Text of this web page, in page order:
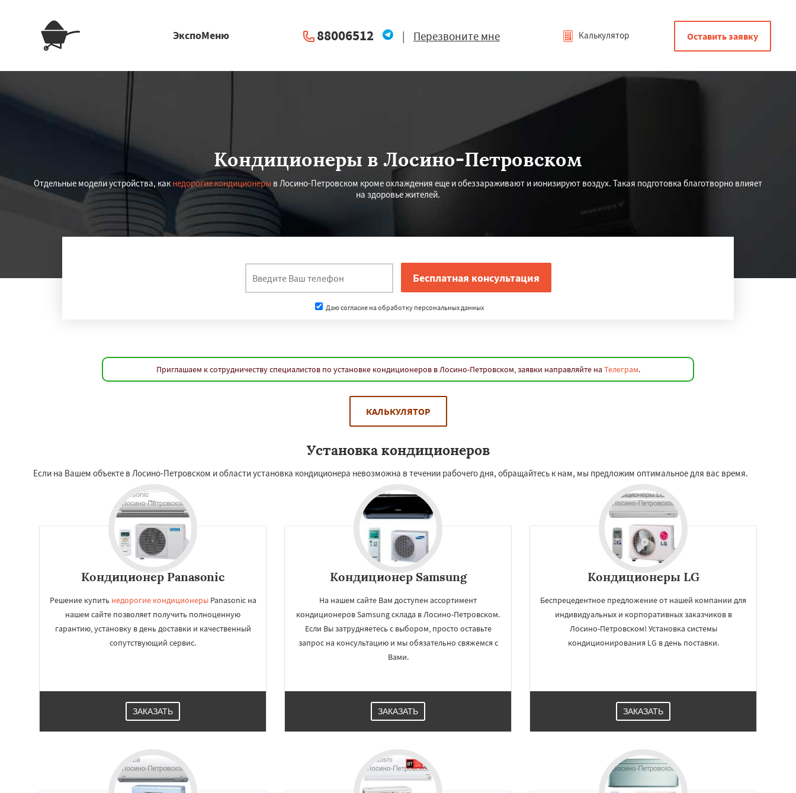
ЭкспоМеню 88006512 | Перезвоните мне Калькулятор Оставить заявку
Кондиционеры в Лосино-Петровском
Отдельные модели устройства, как недорогие кондиционеры в Лосино-Петровском кроме охлаждения еще и обеззараживают и ионизируют воздух. Такая подготовка благотворно влияет
на здоровье жителей.
Даю согласие на обработку персональных данных
Приглашаем к сотрудничеству специалистов по установке кондиционеров в Лосино-Петровском, заявки направляйте на Телеграм.
КАЛЬКУЛЯТОР
Установка кондиционеров
Если на Вашем объекте в Лосино-Петровском и области установка кондиционера невозможна в течении рабочего дня, обращайтесь к нам, мы предложим оптимальное для вас время.
Кондиционер Panasonic
Решение купить недорогие кондиционерыPanasonic на
нашем сайте позволяет получить полноценную
гарантию, установку в день доставки и качественный
сопутствующий сервис.
ЗАКАЗАТЬ
Кондиционер Samsung
На нашем сайте Вам доступен ассортимент
кондиционеров Samsung склада в Лосино-Петровском.
Если Вы затрудняетесь с выбором, просто оставьте
запрос на консультацию и мы обязательно свяжемся с
Вами.
ЗАКАЗАТЬ
Кондиционеры LG
Беспрецедентное предложение от нашей компании для
индивидуальных и корпоративных заказчиков в
Лосино-Петровском! Установка системы
кондиционирования LG в день поставки.
ЗАКАЗАТЬ